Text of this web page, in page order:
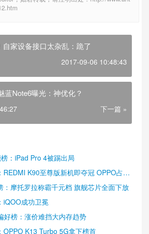
家设备接口太杂乱：跪了
2017-09-06 10:48:43
蓝Note6曝光：神优化？
下一篇 »
：iPad Pro 4被踢出局
REDMI K90至尊版新机即夺冠 OPPO占据
：摩托罗拉称霸千元档 旗舰芯片全面下放
iQOO成功卫冕
好榜：涨价难挡大内存趋势
OPPO K13 Turbo 5G拿下榜首